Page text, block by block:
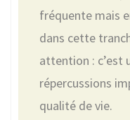
fréquente mais
dans cette
attention : c’est
répercussions
qualité de vie.